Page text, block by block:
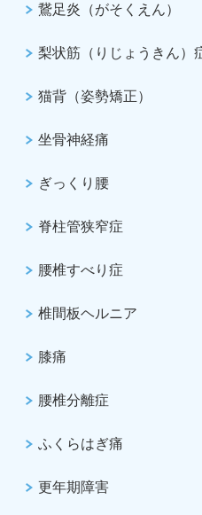
鵞足炎（がそくえん）
梨状筋（りじょうきん）
猫背（姿勢矯正）
坐骨神経痛
ぎっくり腰
脊柱管狭窄症
腰椎すべり症
椎間板ヘルニア
膝痛
腰椎分離症
ふくらはぎ痛
更年期障害